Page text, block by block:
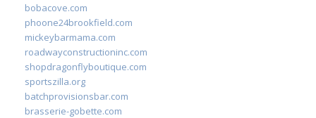
bobacove.com
phoone24brookfield.com
mickeybarmama.com
roadwayconstructioninc.com
shopdragonflyboutique.com
sportszilla.org
batchprovisionsbar.com
brasserie-gobette.com